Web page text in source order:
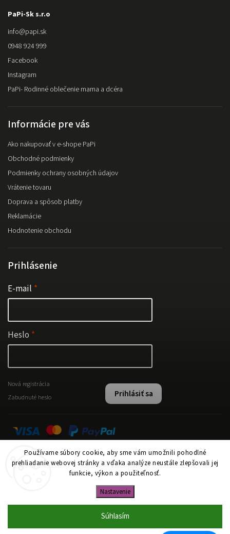
Používame súbory cookie, aby sme vám umožnili pohodlné
prehliadanie webovej stránky a vďaka analýze neustále zlepšovali jej
funkcie, výkon a použiteľnosť.
Nastavenie
Súhlasím
PaPi-Sk s.r.o
info@papi.sk
0948 924 999
Facebook
Instagram
PaPi- Rodinné oblečenie mama a dcéra
Informácie pre vás
Ako nakupovať v e-shope PaPi
Obchodné podmienky
Podmienky ochrany osobných údajov
Vrátenie tovaru
Doprava a spôsob platby
Reklamácie
Hodnotenie obchodu
Prihlásenie
E-mail
Heslo
Prihlásiť sa
Nová registrácia
Zabudnuté heslo
Instagram
www.papi.sk. Všetky práva vyhradené.
Upraviť nastavenie cookies